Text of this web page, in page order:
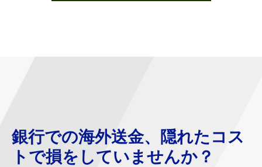
銀行での海外送金、隠れたコス
トで損をしていませんか？